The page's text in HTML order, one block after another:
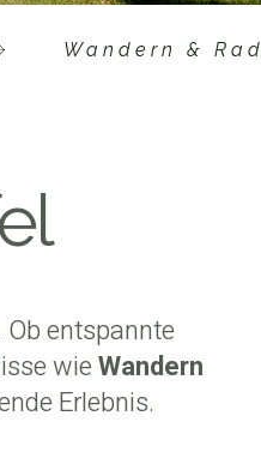
Wandern & Rad
entspannte
wieWandern
Erlebnis.